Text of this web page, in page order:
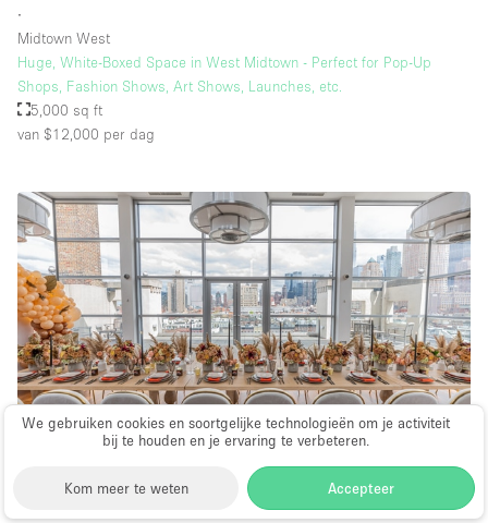
We gebruiken cookies en soortgelijke technologieën om je activiteit
bij te houden en je ervaring te verbeteren.
Kom meer te weten Accepteer
∙
Midtown West
Huge, White-Boxed Space in West Midtown - Perfect for Pop-Up
Shops, Fashion Shows, Art Shows, Launches, etc.
5,000 sq ft
van $12,000 per dag